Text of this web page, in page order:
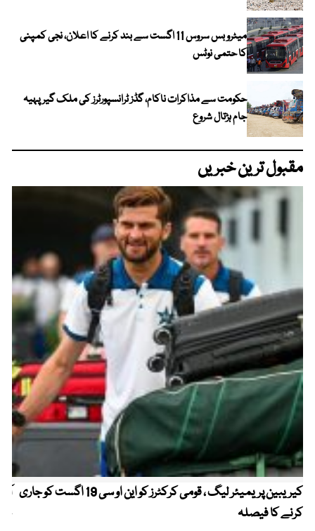
میٹرو بس سروس 11 اگست سے بند کرنے کا اعلان، نجی کمپنی
کا حتمی نوٹس
حکومت سے مذاکرات ناکام، گڈز ٹرانسپورٹرز کی ملک گیر پہیہ
جام ہڑتال شروع
مقبول ترین خبریں
کیریبین پریمیئر لیگ ، قومی کرکٹرز کو این او سی 19 اگست کو جاری
کرنے کا فیصلہ